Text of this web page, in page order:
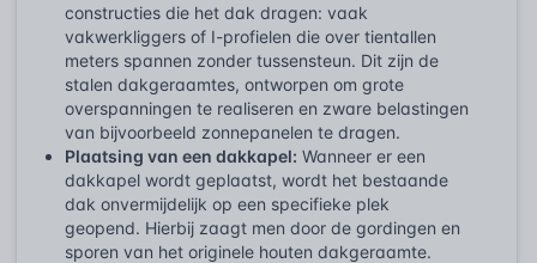
constructies die het dak dragen: vaak
vakwerkliggers of I-profielen die over tientallen
meters spannen zonder tussensteun. Dit zijn de
stalen dakgeraamtes, ontworpen om grote
overspanningen te realiseren en zware belastingen
van bijvoorbeeld zonnepanelen te dragen.
Plaatsing van een dakkapel: Wanneer er een
dakkapel wordt geplaatst, wordt het bestaande
dak onvermijdelijk op een specifieke plek
geopend. Hierbij zaagt men door de gordingen en
sporen van het originele houten dakgeraamte.